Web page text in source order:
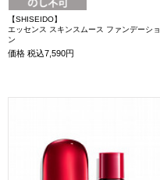
【SHISEIDO】
エッセンス スキンスムース ファンデーショ
ン
価格 税込7,590円